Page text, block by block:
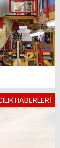
HABERLERİ